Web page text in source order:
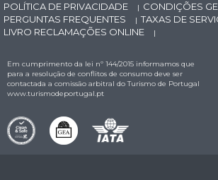
POLÍTICA DE PRIVACIDADE | CONDIÇÕES
PERGUNTAS FREQUENTES | TAXAS DE
LIVRO RECLAMAÇÕES ONLINE |
Em cumprimento da lei nº 144/2015 informamos que
para a resolução de conflitos de consumo deve ser
contactada a comissão arbitral do Turismo de Portugal
www.turismodeportugal.pt